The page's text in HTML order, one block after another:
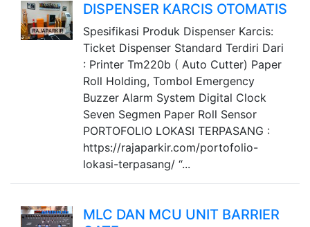
DISPENSER KARCIS OTOMATIS
Spesifikasi Produk Dispenser Karcis:
Ticket Dispenser Standard Terdiri Dari
: Printer Tm220b ( Auto Cutter) Paper
Roll Holding, Tombol Emergency
Buzzer Alarm System Digital Clock
Seven Segmen Paper Roll Sensor
PORTOFOLIO LOKASI TERPASANG :
https://rajaparkir.com/portofolio-
lokasi-terpasang/ “...
MLC DAN MCU UNIT BARRIER